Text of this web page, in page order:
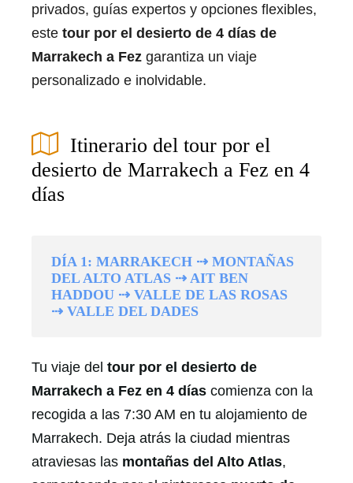
privados, guías expertos y opciones flexibles,
este tour por el desierto de 4 días de
Marrakech a Fez garantiza un viaje
personalizado e inolvidable.
Itinerario del tour por el
desierto de Marrakech a Fez en 4
días
DÍA 1: MARRAKECH ⇢ MONTAÑAS
DEL ALTO ATLAS ⇢ AIT BEN
HADDOU ⇢ VALLE DE LAS ROSAS
⇢ VALLE DEL DADES
Tu viaje del tour por el desierto de
Marrakech a Fez en 4 días comienza con la
recogida a las 7:30 AM en tu alojamiento de
Marrakech. Deja atrás la ciudad mientras
atraviesas las montañas del Alto Atlas,